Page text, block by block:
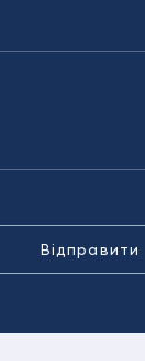
Відправити